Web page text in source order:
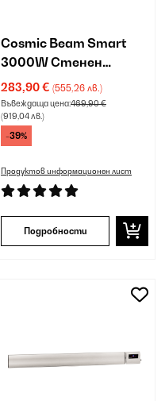
Cosmic Beam Smart
3000W Стенен
инфрачервен
нагревател Бяло
283,90 € (555,26 лв.)
Въвеждаща цена:469,90 €
(919,04 лв.)
-39%
Продуктов информационен лист
Подробности